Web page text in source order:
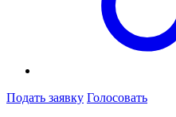
Подать заявку Голосовать